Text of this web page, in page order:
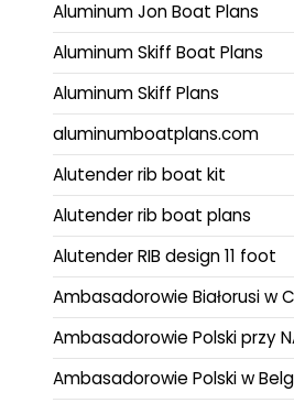
Aluminum Jon Boat Plans
Aluminum Skiff Boat Plans
Aluminum Skiff Plans
aluminumboatplans.com
Alutender rib boat kit
Alutender rib boat plans
Alutender RIB design 11 foot
Ambasadorowie Białorusi w
Ambasadorowie Polski przy
Ambasadorowie Polski w